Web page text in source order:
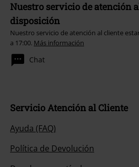
Nuestro servicio de atención
disposición
Nuestro servicio de atención al cliente
a 17:00. Más información
Chat
Servicio Atención al Cliente
Ayuda (FAQ)
Política de Devolución